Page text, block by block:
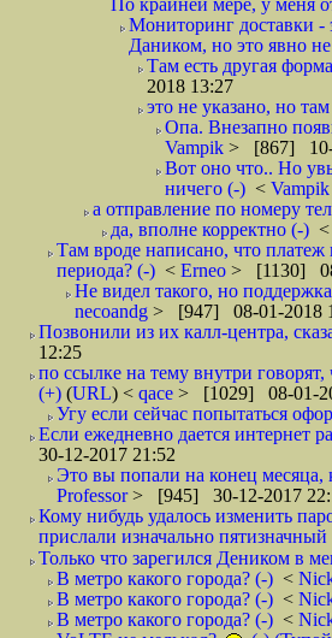
По крайней мере, у меня
Мониторинг доставки -
Даником, но это явно
Там есть другая
2018 13:27
это не указано, но
Опа. Внезапно
Vampik > [867] 10-
Вот оно что.. Но
ничего (-) < Vampik
а отправление по номеру
да, вполне корректно (-) <
Там вроде написано, что платеж
периода? (-) < Erneo > [1130]
Не видел такого, но
necoandg > [947] 08-01-2018
Позвонили из их калл-центра,
12:25
по ссылке на тему внутри
(+) (URL) < qace > [1029] 08-01-
Угу если сейчас попытаться
Если ежедневно дается интернет
30-12-2017 21:52
Это вы попали на конец месяца,
Professor> [945] 30-12-2017
Кому нибудь удалось изменить
прислали изначально пятизначный
Только что зарегился Деником в
В метро какого города? (-) <
В метро какого города? (-) <
В метро какого города? (-) <